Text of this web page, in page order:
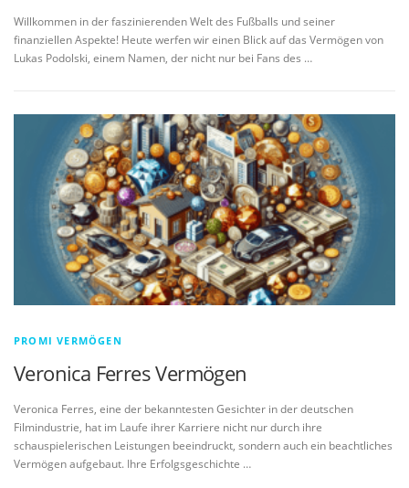
Willkommen in der faszinierenden Welt des Fußballs und seiner
finanziellen Aspekte! Heute werfen wir einen Blick auf das Vermögen von
Lukas Podolski, einem Namen, der nicht nur bei Fans des …
PROMI VERMÖGEN
Veronica Ferres Vermögen
Veronica Ferres, eine der bekanntesten Gesichter in der deutschen
Filmindustrie, hat im Laufe ihrer Karriere nicht nur durch ihre
schauspielerischen Leistungen beeindruckt, sondern auch ein beachtliches
Vermögen aufgebaut. Ihre Erfolgsgeschichte …